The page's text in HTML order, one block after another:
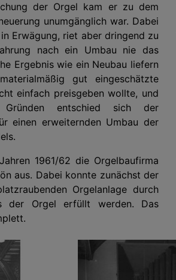
der Orgel kam er zu dem
unumgänglich war. Dabei
Erwägung, riet aber dringend zu
nach ein Umbau nie das
Ergebnis wie ein Neubau liefern
gut eingeschätzte
einfach preisgeben wollte, und
entschied sich der
einen erweiternden Umbau der
1961/62 die Orgelbaufirma
aus. Dabei konnte zunächst der
Orgelanlage durch
der Orgel erfüllt werden. Das